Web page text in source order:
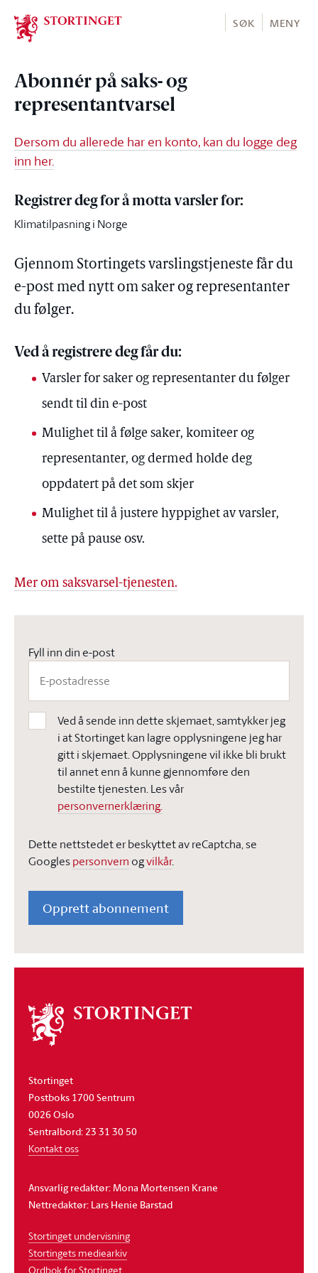
Stortinget.no
SØK MENY
Abonnér på saks- og
representantvarsel
Dersom du allerede har en konto, kan du logge deg
inn her.
Registrer deg for å motta varsler for:
Klimatilpasning i Norge
Gjennom Stortingets varslingstjeneste får du
e-post med nytt om saker og representanter
du følger.
Ved å registrere deg får du:
Varsler for saker og representanter du følger
sendt til din e-post
Mulighet til å følge saker, komiteer og
representanter, og dermed holde deg
oppdatert på det som skjer
Mulighet til å justere hyppighet av varsler,
sette på pause osv.
Mer om saksvarsel-tjenesten.
Fyll inn din e-post
Ved å sende inn dette skjemaet, samtykker jeg
i at Stortinget kan lagre opplysningene jeg har
gitt i skjemaet. Opplysningene vil ikke bli brukt
til annet enn å kunne gjennomføre den
bestilte tjenesten. Les vår
personvernerklæring.
Dette nettstedet er beskyttet av reCaptcha, se
Googlespersonvern ogvilkår.
Opprett abonnement
Om
stortinget
Stortinget
Postboks 1700 Sentrum
0026 Oslo
Sentralbord: 23 31 30 50
Kontakt oss
Ansvarlig redaktør: Mona Mortensen Krane
Nettredaktør: Lars Henie Barstad
Stortinget undervisning
Stortingets mediearkiv
Ordbok for Stortinget